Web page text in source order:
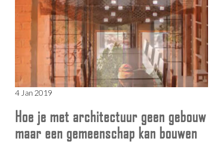
4 Jan 2019
Hoe je met architectuur geen gebouw
maar een gemeenschap kan bouwen